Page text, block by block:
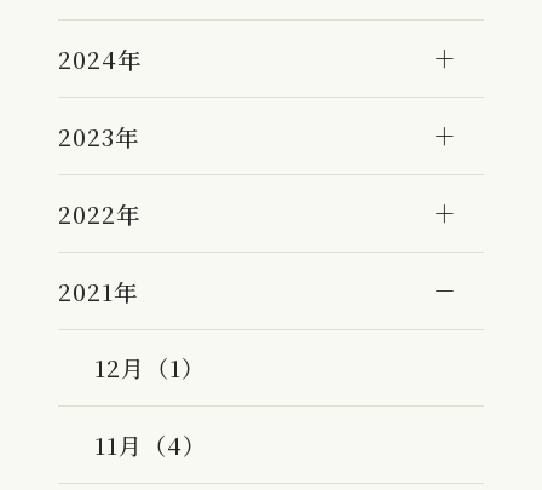
2024年
2023年
2022年
2021年
12月（1）
11月（4）